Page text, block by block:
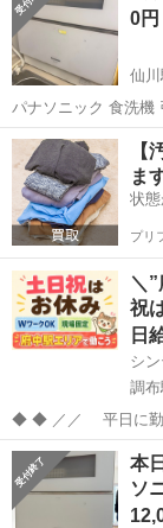
0円
仙川
パナソニック 食洗機 引越しのため、下記の条件でお引き取りいただけ
る方を優先させていただきます。 ① 他の出
いただける方 ② 3月
引越...
東京 調布市
【
ま
状
プリ
＼
祝
日
調布
◆ ◆ ／／ 平日に勤務できる方急募です！！ 土日祝はお休みで
す！ 今回の募集エ
続けやすい♪♪ ＼＼ 『シフトが削られた…』 『思うように稼げな
い…』 ということは
東京 調布市
本
ソ